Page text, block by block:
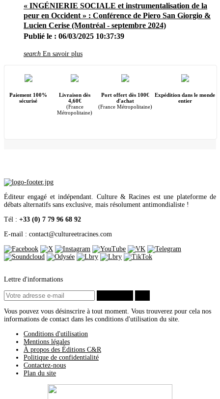
« INGÉNIERIE SOCIALE et instrumentalisation de la
peur en Occident » : Conférence de Piero San Giorgio &
Lucien Cerise (Montréal - septembre 2024)
Publié le : 06/03/2025 10:37:39
search En savoir plus
Paiement 100%
sécurisé
Livraison dès
4,60€
(France
Métropolitaine)
Port offert dès 100€
d'achat
(France Métropolitaine)
Expédition dans le monde
entier
Éditeur engagé et indépendant. Culture & Racines est une plateforme de
débats alternatifs sans exclusive, mais résolument antimondialiste !
Tél : +33 (0) 7 79 96 68 92
E-mail : contact@cultureetracines.com
Lettre d'informations
Vous pouvez vous désinscrire à tout moment. Vous trouverez pour cela nos
informations de contact dans les conditions d'utilisation du site.
Conditions d'utilisation
Mentions légales
À propos des Éditions C&R
Politique de confidentialité
Contactez-nous
Plan du site